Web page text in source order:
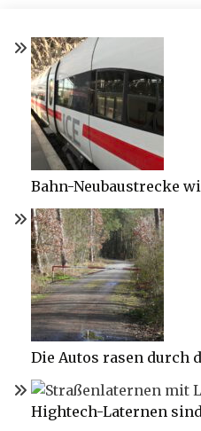
Bahn-Neubaustrecke
Die Autos rasen durch
Hightech-Laternen